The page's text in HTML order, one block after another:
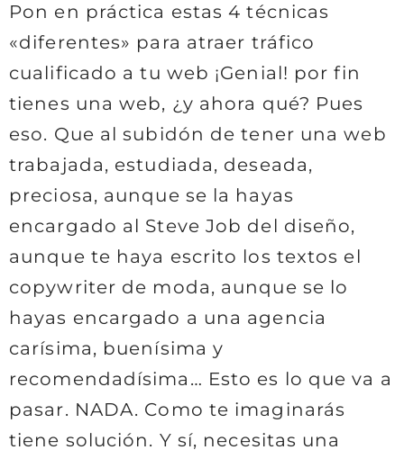
Pon en práctica estas 4 técnicas
«diferentes» para atraer tráfico
cualificado a tu web ¡Genial! por fin
tienes una web, ¿y ahora qué? Pues
eso. Que al subidón de tener una web
trabajada, estudiada, deseada,
preciosa, aunque se la hayas
encargado al Steve Job del diseño,
aunque te haya escrito los textos el
copywriter de moda, aunque se lo
hayas encargado a una agencia
carísima, buenísima y
recomendadísima… Esto es lo que va a
pasar. NADA. Como te imaginarás
tiene solución. Y sí, necesitas una